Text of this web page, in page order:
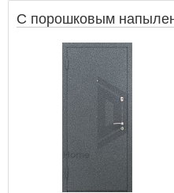
С порошковым